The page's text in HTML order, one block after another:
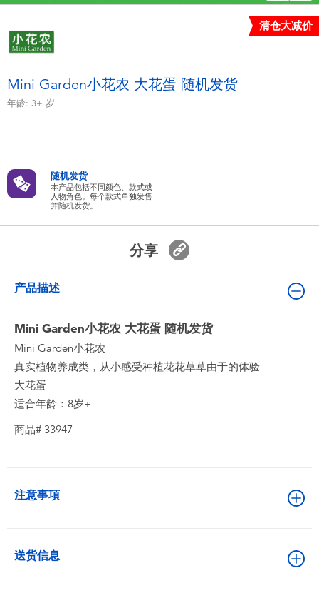
派对用品
模仿，化妆及造型系列
夏日
婴儿及学前玩具
玩具清货
清仓大减价
Mini Garden小花农 大花蛋 随机发货
年龄: 3+ 岁
随机发货
本产品包括不同颜色、款式或
人物角色。每个款式单独发售
并随机发货。
分享
产品描述
Mini Garden小花农 大花蛋 随机发货
Mini Garden小花农
真实植物养成类，从小感受种植花花草草由于的体验
大花蛋
适合年龄：8岁+
商品# 33947
注意事項
送货信息